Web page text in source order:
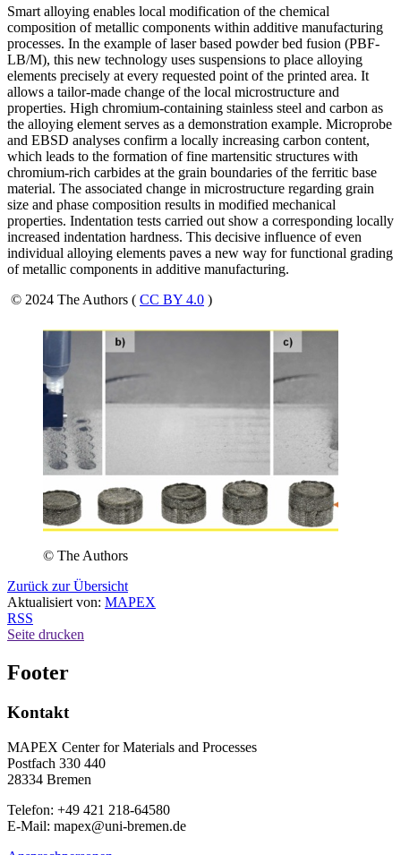
Smart alloying enables local modification of the chemical
composition of metallic components within additive manufacturing
processes. In the example of laser based powder bed fusion (PBF-
LB/M), this new technology uses suspensions to place alloying
elements precisely at every requested point of the printed area. It
allows a tailor-made change of the local microstructure and
properties. High chromium-containing stainless steel and carbon as
the alloying element serves as a demonstration example. Microprobe
and EBSD analyses confirm a locally increasing carbon content,
which leads to the formation of fine martensitic structures with
chromium-rich carbides at the grain boundaries of the ferritic base
material. The associated change in microstructure regarding grain
size and phase composition results in modified mechanical
properties. Indentation tests carried out show a corresponding locally
increased indentation hardness. This decisive influence of even
individual alloying elements paves a new way for functional grading
of metallic components in additive manufacturing.
© 2024 The Authors ( CC BY 4.0 )
© The Authors
Zurück zur Übersicht
Aktualisiert von: MAPEX
RSS
Seite drucken
Footer
Kontakt
MAPEX Center for Materials and Processes
Postfach 330 440
28334 Bremen
Telefon: +49 421 218-64580
E-Mail: mapex@uni-bremen.de